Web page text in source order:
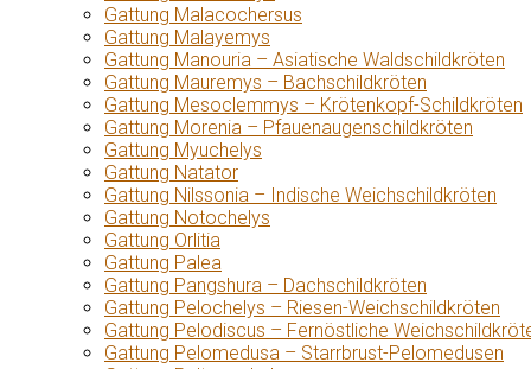
Gattung Malacochersus
Gattung Malayemys
Gattung Manouria – Asiatische Waldschildkröten
Gattung Mauremys – Bachschildkröten
Gattung Mesoclemmys – Krötenkopf-Schildkröten
Gattung Morenia – Pfauenaugenschildkröten
Gattung Myuchelys
Gattung Natator
Gattung Nilssonia – Indische Weichschildkröten
Gattung Notochelys
Gattung Orlitia
Gattung Palea
Gattung Pangshura – Dachschildkröten
Gattung Pelochelys – Riesen-Weichschildkröten
Gattung Pelodiscus – Fernöstliche
Gattung Pelomedusa – Starrbrust-Pelomedusen